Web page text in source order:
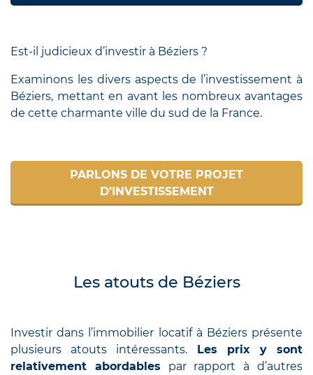
Est-il judicieux d’investir à Béziers ?
Examinons les divers aspects de l’investissement à
Béziers, mettant en avant les nombreux avantages
de cette charmante ville du sud de la France.
PARLONS DE VOTRE PROJET
D’INVESTISSEMENT
Les atouts de Béziers
Investir dans l’immobilier locatif à Béziers présente
plusieurs atouts intéressants. Les prix y sont
relativement abordables par rapport à d’autres